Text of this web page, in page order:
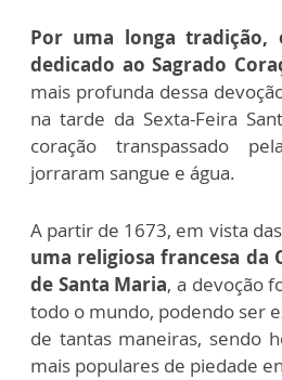
Por uma longa
dedicado ao Sagrado
mais profunda dessa
na tarde da Sexta-Feira
coração transpassado
jorraram sangue e água.
A partir de 1673, em vista das
uma religiosa francesa da
de Santa Maria, a devoção
todo o mundo, podendo ser
de tantas maneiras, sendo
mais populares de piedade